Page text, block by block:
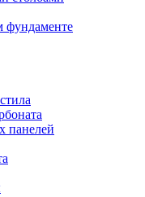
фундаменте
панелей